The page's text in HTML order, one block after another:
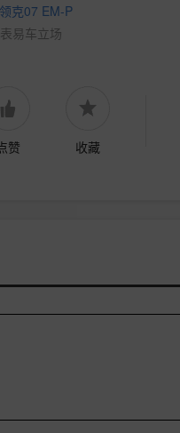
领克07 EM-P
易车立场
赞 收藏